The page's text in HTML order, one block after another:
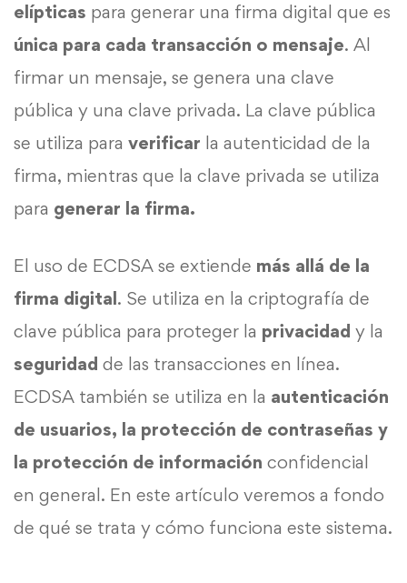
elípticas para generar una firma digital que es
única para cada transacción o mensaje. Al
firmar un mensaje, se genera una clave
pública y una clave privada. La clave pública
se utiliza para verificar la autenticidad de la
firma, mientras que la clave privada se utiliza
para generar la firma.
El uso de ECDSA se extiende más allá de la
firma digital. Se utiliza en la criptografía de
clave pública para proteger la privacidad y la
seguridad de las transacciones en línea.
ECDSA también se utiliza en la autenticación
de usuarios, la protección de contraseñas y
la protección de información confidencial
en general. En este artículo veremos a fondo
de qué se trata y cómo funciona este sistema.